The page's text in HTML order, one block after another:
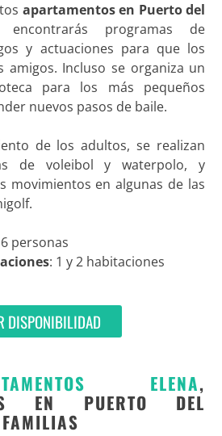
apartamentos en Puerto del
encontrarás programas de
y actuaciones para que los
amigos. Incluso se organiza un
para los más pequeños
nuevos pasos de baile.
de los adultos, se realizan
de voleibol y waterpolo, y
movimientos en algunas de las
personas
: 1 y 2 habitaciones
DISPONIBILIDAD
ELENA,
EN PUERTO DEL